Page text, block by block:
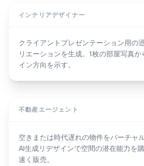
インテリアデザイナー
クライアントプレゼンテーション用の
リエーションを生成。1枚の部屋写真
イン方向を示す。
不動産エージェント
空きまたは時代遅れの物件をバーチャ
AI生成リデザインで空間の潜在能力を
速く販売。